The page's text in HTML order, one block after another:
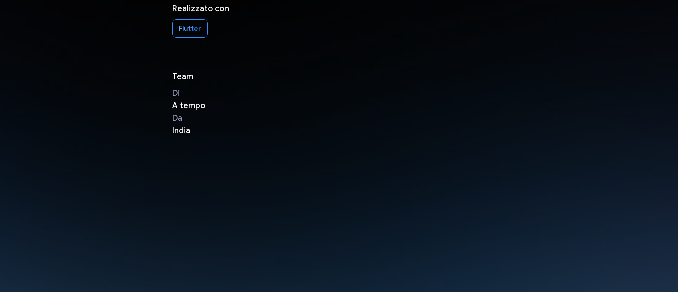
Realizzato con
Flutter
Team
Di
A tempo
Da
India